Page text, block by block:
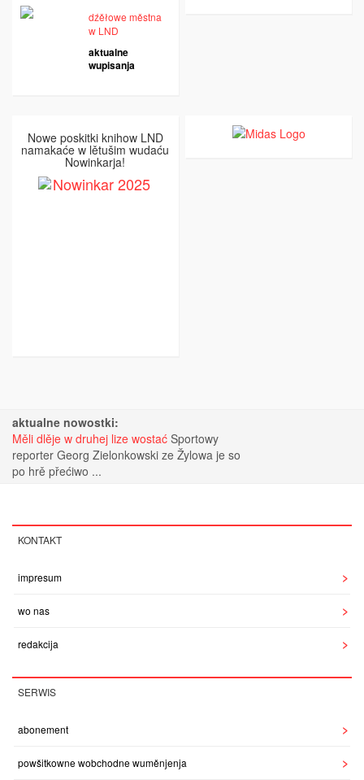
dźěłowe městna
w LND
aktualne
wupisanja
Nowe poskitki knihow LND
namakaće w lětušim wudaću
Nowinkarja!
aktualne nowostki:
Měli dlěje w druhej lize wostać Sportowy
reporter Georg Zielonkowski ze Žylowa je so
po hrě přećiwo ...
KONTAKT
impresum
wo nas
redakcija
SERWIS
abonement
powšitkowne wobchodne wuměnjenja